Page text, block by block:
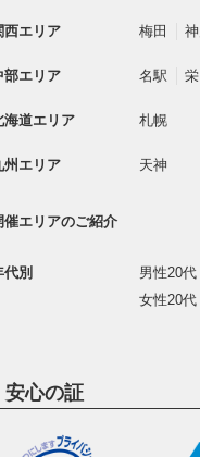
西エリア 梅田
部エリア 名駅 栄
海道エリア 札幌
州エリア 天神
催エリアのご紹介
代別 男性20代
女性20代
安心の証